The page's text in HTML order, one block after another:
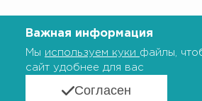
Важная информация
Мы используем куки файлы,
сайт удобнее для вас
Согласен